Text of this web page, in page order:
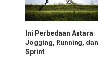
Ini Perbedaan Antara
Jogging, Running, dan
Sprint